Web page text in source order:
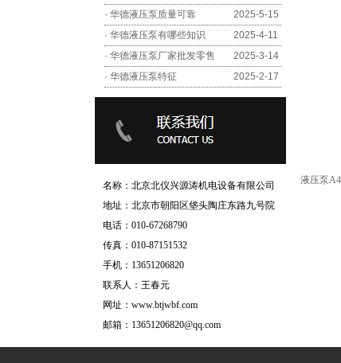
· 华德液压泵质量可靠
2025-5-15
· 华德液压泵有哪些知识
2025-4-11
· 华德液压泵厂家批发零售
2025-3-14
· 华德液压泵特征 2025-2-17
名称：北京北仪兴源涛机电设备有限公司
地址：北京市朝阳区垡头陶庄东路九号院
电话：010-67268790
传真：010-87151532
手机：13651206820
联系人：王春元
网址：www.btjwbf.com
邮箱：13651206820@qq.com
液压泵